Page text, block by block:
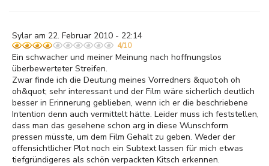
Sylar am 22. Februar 2010 - 22:14
4/10
Ein schwacher und meiner Meinung nach hoffnungslos
überbewerteter Streifen.
Zwar finde ich die Deutung meines Vorredners &quot;oh oh
oh&quot; sehr interessant und der Film wäre sicherlich deutlich
besser in Erinnerung geblieben, wenn ich er die beschriebene
Intention denn auch vermittelt hätte. Leider muss ich feststellen,
dass man das gesehene schon arg in diese Wunschform
pressen müsste, um dem Film Gehalt zu geben. Weder der
offensichtlicher Plot noch ein Subtext lassen für mich etwas
tiefgründigeres als schön verpackten Kitsch erkennen.